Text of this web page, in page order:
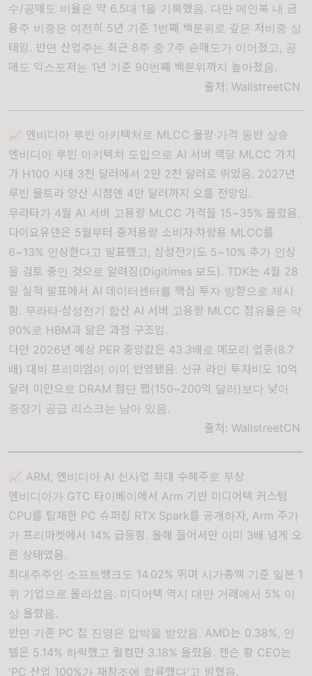
수/공매도 비율은 약 6.5대 1을 기록했음. 다만 메인북 내 금
융주 비중은 여전히 5년 기준 1번째 백분위로 깊은 저비중 상
태임. 반면 산업주는 최근 8주 중 7주 순매도가 이어졌고, 공
매도 익스포저는 1년 기준 90번째 백분위까지 높아졌음.
출처: WallstreetCN
📈 엔비디아 루빈 아키텍처로 MLCC 물량·가격 동반 상승
엔비디아 루빈 아키텍처 도입으로 AI 서버 랙당 MLCC 가치
가 H100 시대 3천 달러에서 2만 2천 달러로 뛰었음. 2027년
루빈 울트라 양산 시점엔 4만 달러까지 오를 전망임.
무라타가 4월 AI 서버 고용량 MLCC 가격을 15~35% 올렸음.
다이요유덴은 5월부터 중저용량 소비자·차량용 MLCC를
6~13% 인상한다고 발표했고, 삼성전기도 5~10% 추가 인상
을 검토 중인 것으로 알려짐(Digitimes 보도). TDK는 4월 28
일 실적 발표에서 AI 데이터센터를 핵심 투자 방향으로 제시
함. 무라타·삼성전기 합산 AI 서버 고용량 MLCC 점유율은 약
90%로 HBM과 닮은 과점 구조임.
다만 2026년 예상 PER 중앙값은 43.3배로 메모리 업종(8.7
배) 대비 프리미엄이 이미 반영됐음. 신규 라인 투자비도 10억
달러 미만으로 DRAM 첨단 팹(150~200억 달러)보다 낮아
중장기 공급 리스크는 남아 있음.
출처: WallstreetCN
📈 ARM, 엔비디아 AI 신사업 최대 수혜주로 부상
엔비디아가 GTC 타이베이에서 Arm 기반 미디어텍 커스텀
CPU를 탑재한 PC 슈퍼칩 RTX Spark를 공개하자, Arm 주가
가 프리마켓에서 14% 급등함. 올해 들어서만 이미 3배 넘게 오
른 상태였음.
최대주주인 소프트뱅크도 14.02% 뛰며 시가총액 기준 일본 1
위 기업으로 올라섰음. 미디어텍 역시 대만 거래에서 5% 이
상 올랐음.
반면 기존 PC 칩 진영은 압박을 받았음. AMD는 0.38%, 인
텔은 5.14% 하락했고 퀄컴만 3.18% 올랐음. 젠슨 황 CEO는
'PC 산업 100%가 재창조에 합류했다'고 밝혔음.